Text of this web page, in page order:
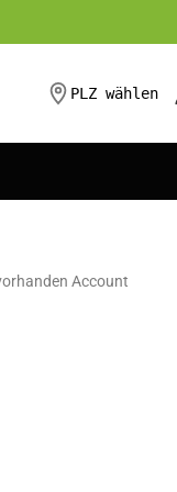
PLZ wählen
Account